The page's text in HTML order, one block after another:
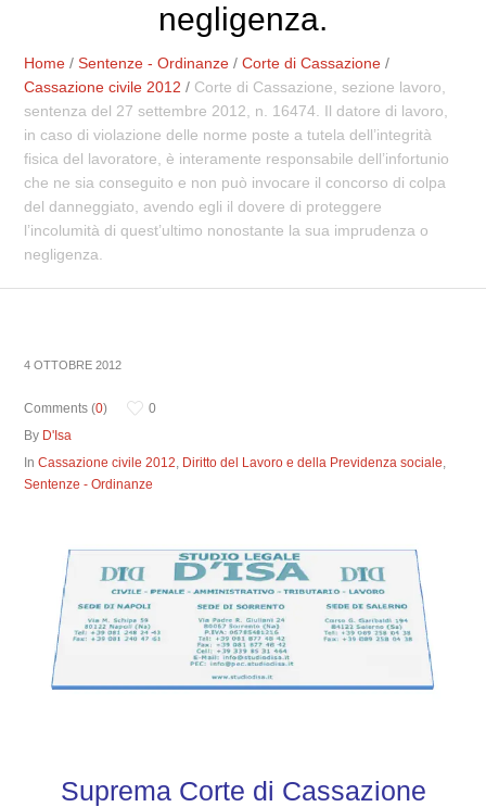
negligenza.
Home /Sentenze - Ordinanze /Corte di Cassazione /
Cassazione civile 2012 / Corte di Cassazione, sezione lavoro,
sentenza del 27 settembre 2012, n. 16474. Il datore di lavoro,
in caso di violazione delle norme poste a tutela dell’integrità
fisica del lavoratore, è interamente responsabile dell’infortunio
che ne sia conseguito e non può invocare il concorso di colpa
del danneggiato, avendo egli il dovere di proteggere
l’incolumità di quest’ultimo nonostante la sua imprudenza o
negligenza.
4 OTTOBRE 2012
Comments (0)
0
By D'Isa
InCassazione civile 2012, Diritto del Lavoro e della Previdenza sociale,
Sentenze - Ordinanze
Suprema Corte di Cassazione